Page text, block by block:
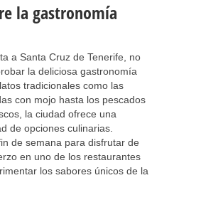
la gastronomía
a Santa Cruz de Tenerife, no
la deliciosa gastronomía
tradicionales como las
con mojo hasta los pescados
la ciudad ofrece una
de opciones culinarias.
de semana para disfrutar de
en uno de los restaurantes
los sabores únicos de la